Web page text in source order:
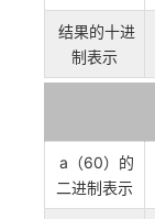
结果的十进
制表示
a（60）的
二进制表示